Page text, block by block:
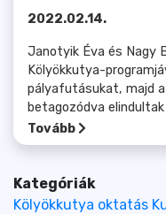
2022.02.14.
Janotyik Éva és Nagy
Kölyökkutya-
pályafutásukat, majd
betagozódva elindultak
Tovább
Kategóriák
Kölyökkutya oktatás